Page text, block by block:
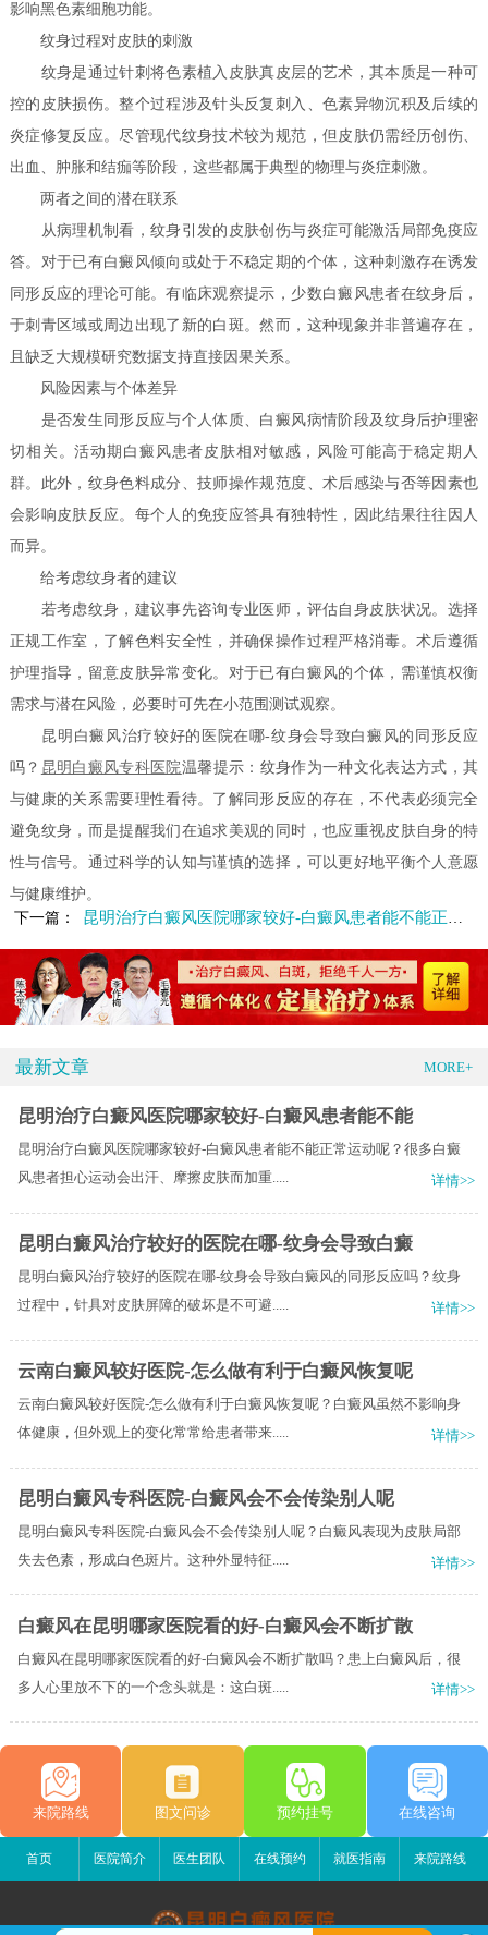
影响黑色素细胞功能。
纹身过程对皮肤的刺激
纹身是通过针刺将色素植入皮肤真皮层的艺术，其本质是一种可
控的皮肤损伤。整个过程涉及针头反复刺入、色素异物沉积及后续的
炎症修复反应。尽管现代纹身技术较为规范，但皮肤仍需经历创伤、
出血、肿胀和结痂等阶段，这些都属于典型的物理与炎症刺激。
两者之间的潜在联系
从病理机制看，纹身引发的皮肤创伤与炎症可能激活局部免疫应
答。对于已有白癜风倾向或处于不稳定期的个体，这种刺激存在诱发
同形反应的理论可能。有临床观察提示，少数白癜风患者在纹身后，
于刺青区域或周边出现了新的白斑。然而，这种现象并非普遍存在，
且缺乏大规模研究数据支持直接因果关系。
风险因素与个体差异
是否发生同形反应与个人体质、白癜风病情阶段及纹身后护理密
切相关。活动期白癜风患者皮肤相对敏感，风险可能高于稳定期人
群。此外，纹身色料成分、技师操作规范度、术后感染与否等因素也
会影响皮肤反应。每个人的免疫应答具有独特性，因此结果往往因人
而异。
给考虑纹身者的建议
若考虑纹身，建议事先咨询专业医师，评估自身皮肤状况。选择
正规工作室，了解色料安全性，并确保操作过程严格消毒。术后遵循
护理指导，留意皮肤异常变化。对于已有白癜风的个体，需谨慎权衡
需求与潜在风险，必要时可先在小范围测试观察。
昆明白癜风治疗较好的医院在哪-纹身会导致白癜风的同形反应
吗？ 昆明白癜风专科医院温馨提示：纹身作为一种文化表达方式，其
与健康的关系需要理性看待。了解同形反应的存在，不代表必须完全
避免纹身，而是提醒我们在追求美观的同时，也应重视皮肤自身的特
性与信号。通过科学的认知与谨慎的选择，可以更好地平衡个人意愿
与健康维护。
下一篇：
昆明治疗白癜风医院哪家较好-白癜风患者能不能正常运动呢
最新文章 MORE+
昆明治疗白癜风医院哪家较好-白癜风患者能不能
昆明治疗白癜风医院哪家较好-白癜风患者能不能正常运动呢？很多白癜
风患者担心运动会出汗、摩擦皮肤而加重.....
详情>>
昆明白癜风治疗较好的医院在哪-纹身会导致白癜
昆明白癜风治疗较好的医院在哪-纹身会导致白癜风的同形反应吗？纹身
过程中，针具对皮肤屏障的破坏是不可避.....
详情>>
云南白癜风较好医院-怎么做有利于白癜风恢复呢
云南白癜风较好医院-怎么做有利于白癜风恢复呢？白癜风虽然不影响身
体健康，但外观上的变化常常给患者带来.....
详情>>
昆明白癜风专科医院-白癜风会不会传染别人呢
昆明白癜风专科医院-白癜风会不会传染别人呢？白癜风表现为皮肤局部
失去色素，形成白色斑片。这种外显特征.....
详情>>
白癜风在昆明哪家医院看的好-白癜风会不断扩散
白癜风在昆明哪家医院看的好-白癜风会不断扩散吗？患上白癜风后，很
多人心里放不下的一个念头就是：这白斑.....
详情>>
来院路线 图文问诊 预约挂号 在线咨询
首页 医院简介 医生团队 在线预约 就医指南 来院路线